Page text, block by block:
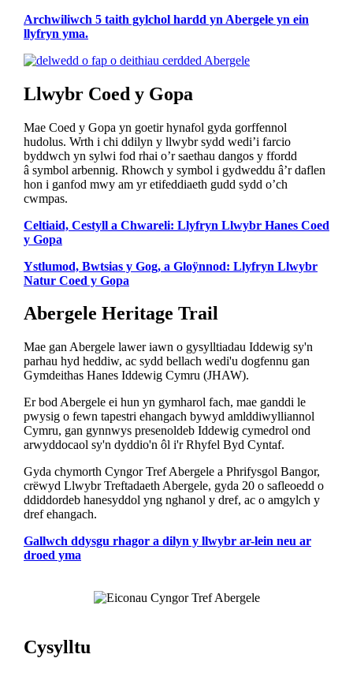
Archwiliwch 5 taith gylchol hardd yn Abergele yn ein
llyfryn yma.
Llwybr Coed y Gopa
Mae Coed y Gopa yn goetir hynafol gyda gorffennol
hudolus. Wrth i chi ddilyn y llwybr sydd wedi’i farcio
byddwch yn sylwi fod rhai o’r saethau dangos y ffordd
â symbol arbennig. Rhowch y symbol i gydweddu â’r daflen
hon i ganfod mwy am yr etifeddiaeth gudd sydd o’ch
cwmpas.
Celtiaid, Cestyll a Chwareli: Llyfryn Llwybr Hanes Coed
y Gopa
Ystlumod, Bwtsias y Gog, a Gloÿnnod: Llyfryn Llwybr
Natur Coed y Gopa
Abergele Heritage Trail
Mae gan Abergele lawer iawn o gysylltiadau Iddewig sy'n
parhau hyd heddiw, ac sydd bellach wedi'u dogfennu gan
Gymdeithas Hanes Iddewig Cymru (JHAW).
Er bod Abergele ei hun yn gymharol fach, mae ganddi le
pwysig o fewn tapestri ehangach bywyd amlddiwylliannol
Cymru, gan gynnwys presenoldeb Iddewig cymedrol ond
arwyddocaol sy'n dyddio'n ôl i'r Rhyfel Byd Cyntaf.
Gyda chymorth Cyngor Tref Abergele a Phrifysgol Bangor,
crëwyd Llwybr Treftadaeth Abergele, gyda 20 o safleoedd o
ddiddordeb hanesyddol yng nghanol y dref, ac o amgylch y
dref ehangach.
Gallwch ddysgu rhagor a dilyn y llwybr ar-lein neu ar
droed yma
Cysylltu